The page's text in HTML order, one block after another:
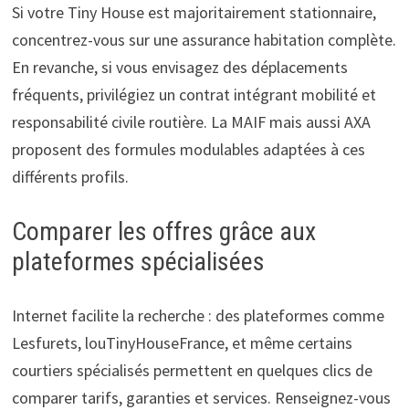
Si votre Tiny House est majoritairement stationnaire,
concentrez-vous sur une assurance habitation complète.
En revanche, si vous envisagez des déplacements
fréquents, privilégiez un contrat intégrant mobilité et
responsabilité civile routière. La MAIF mais aussi AXA
proposent des formules modulables adaptées à ces
différents profils.
Comparer les offres grâce aux
plateformes spécialisées
Internet facilite la recherche : des plateformes comme
Lesfurets, louTinyHouseFrance, et même certains
courtiers spécialisés permettent en quelques clics de
comparer tarifs, garanties et services. Renseignez-vous